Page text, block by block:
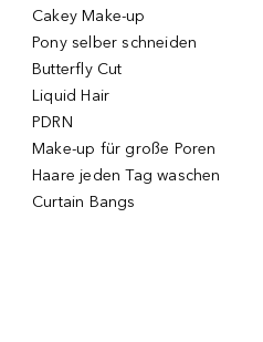
Cakey Make-up
Pony selber schneiden
Butterfly Cut
Liquid Hair
PDRN
Make-up für große Poren
Haare jeden Tag waschen
Curtain Bangs